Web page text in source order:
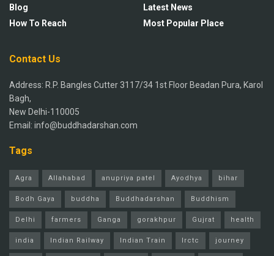
Blog
How To Reach
Latest News
Most Popular Place
Contact Us
Address: R.P. Bangles Cutter 3117/34 1st Floor Beadan Pura, Karol
Bagh,
New Delhi-110005
Email: info@buddhadarshan.com
Tags
Agra Allahabad anupriya patel Ayodhya bihar
Bodh Gaya buddha Buddhadarshan Buddhism
Delhi farmers Ganga gorakhpur Gujrat health
india Indian Railway Indian Train Irctc journey